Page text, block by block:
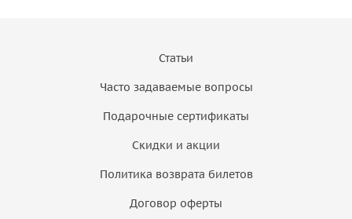
Статьи
Часто задаваемые вопросы
Подарочные сертификаты
Скидки и акции
Политика возврата билетов
Договор оферты